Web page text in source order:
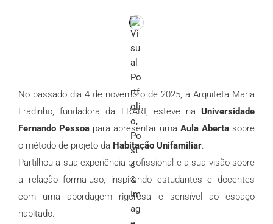
No passado dia 4 de novembro de 2025, a Arquiteta Maria
Fradinho, fundadora da FRARI, esteve na Universidade
Fernando Pessoa para apresentar uma Aula Aberta sobre
o método de projeto da Habitação Unifamiliar.
Partilhou a sua experiência profissional e a sua visão sobre
a relação forma-uso, inspirando estudantes e docentes
com uma abordagem rigorosa e sensível ao espaço
habitado.